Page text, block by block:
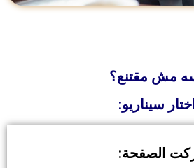
مش مقتنع؟
اختار سيناريو:
الصفحة: